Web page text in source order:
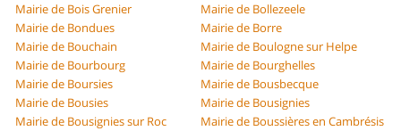
Mairie de Bois Grenier
Mairie de Bollezeele
Mairie de Bondues
Mairie de Borre
Mairie de Bouchain
Mairie de Boulogne sur Helpe
Mairie de Bourbourg
Mairie de Bourghelles
Mairie de Boursies
Mairie de Bousbecque
Mairie de Bousies
Mairie de Bousignies
Mairie de Bousignies sur Roc
Mairie de Boussières en Cambrésis